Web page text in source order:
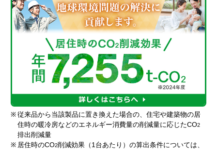
※ 従来品から当該製品に置き換えた場合の、住宅や建築物の居
住時の暖冷房などのエネルギー消費量の削減量に応じたCO2
排出削減量
※ 居住時のCO2削減効果（1台あたり）の算出条件については、